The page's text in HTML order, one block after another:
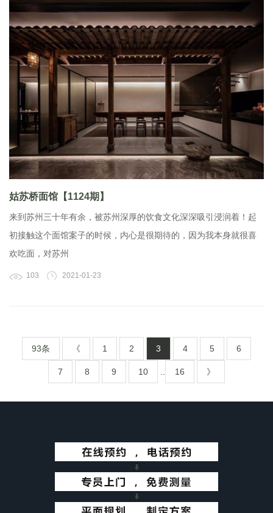
姑苏桥面馆【1124期】
来到苏州三十年有余，被苏州深厚的饮食文化深深吸引浸润着！起
初接触这个面馆案子的时候，内心是很期待的，因为我本身就很喜
欢吃面，对苏州
103 2021-01-23
93条 《 1 2 3 4 5 6
7 8 9 10 .. 16 》